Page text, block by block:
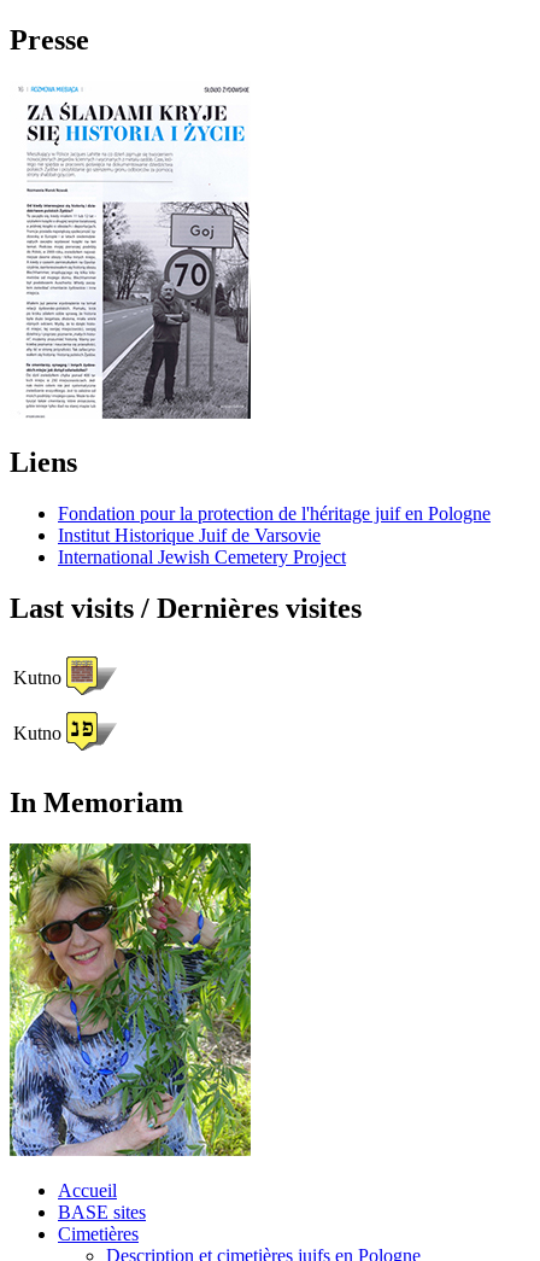
Presse
Liens
Fondation pour la protection de l'héritage juif en Pologne
Institut Historique Juif de Varsovie
International Jewish Cemetery Project
Last visits / Dernières visites
Kutno
Kutno
In Memoriam
Accueil
BASE sites
Cimetières
Description et cimetières juifs en Pologne